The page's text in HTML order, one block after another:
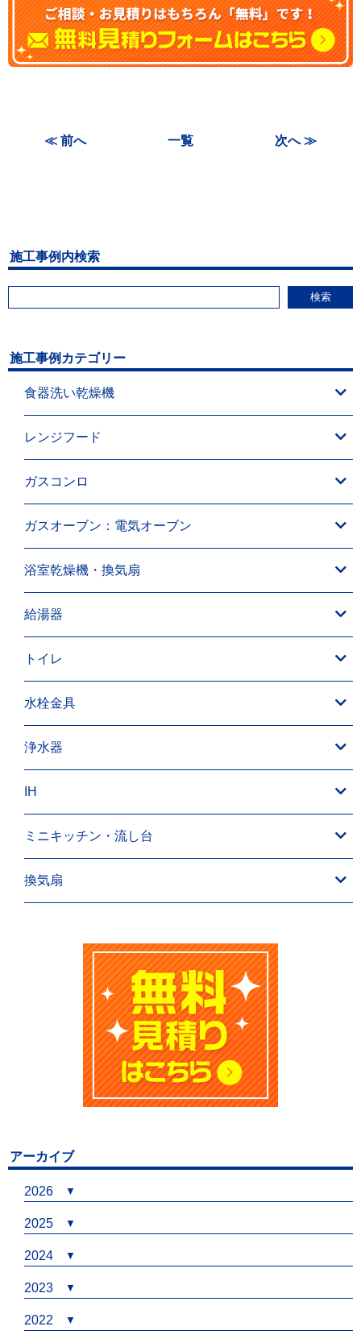
≪ 前へ 一覧 次へ ≫
施工事例内検索
検索
施工事例カテゴリー
食器洗い乾燥機
レンジフード
ガスコンロ
ガスオーブン：電気オーブン
浴室乾燥機・換気扇
給湯器
トイレ
水栓金具
浄水器
IH
ミニキッチン・流し台
換気扇
アーカイブ
2026
2025
2024
2023
2022